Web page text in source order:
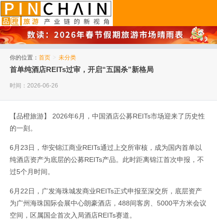
你的位置： 首页 > 未分类
首单纯酒店REITs过审，开启“五国杀”新格局
时间：2026-06-26
【品橙旅游】 2026年6月，中国酒店公募REITs市场迎来了历史性
的一刻。
6月23日，华安锦江商业REITs通过上交所审核，成为国内首单以
纯酒店资产为底层的公募REITs产品。此时距离锦江首次申报，不
过5个月时间。
6月22日，广发海珠城发商业REITs正式申报至深交所，底层资产
为广州海珠国际会展中心朗豪酒店，488间客房、5000平方米会议
空间，区属国企首次入局酒店REITs赛道。